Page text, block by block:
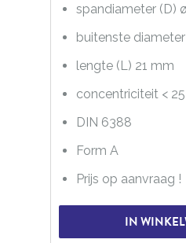
spandiameter (D)
buitenste diameter
lengte (L) 21 mm
concentriciteit <
DIN 6388
Form A
Prijs op aanvraag !
IN